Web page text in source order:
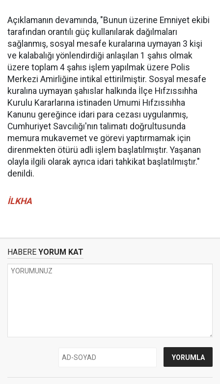
Açıklamanın devamında, "Bunun üzerine Emniyet ekibi
tarafından orantılı güç kullanılarak dağılmaları
sağlanmış, sosyal mesafe kuralarına uymayan 3 kişi
ve kalabalığı yönlendirdiği anlaşılan 1 şahıs olmak
üzere toplam 4 şahıs işlem yapılmak üzere Polis
Merkezi Amirliğine intikal ettirilmiştir. Sosyal mesafe
kuralına uymayan şahıslar halkında İlçe Hıfzıssıhha
Kurulu Kararlarına istinaden Umumi Hıfzıssıhha
Kanunu gereğince idari para cezası uygulanmış,
Cumhuriyet Savcılığı'nın talimatı doğrultusunda
memura mukavemet ve görevi yaptırmamak için
direnmekten ötürü adli işlem başlatılmıştır. Yaşanan
olayla ilgili olarak ayrıca idari tahkikat başlatılmıştır."
denildi.
İLKHA
HABERE YORUM KAT